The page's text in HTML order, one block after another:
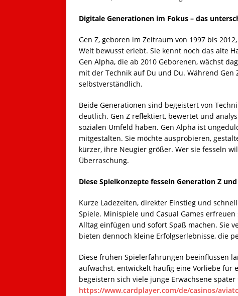
Digitale Generationen im Fokus – das
Gen Z, geboren im Zeitraum von 1997 bis
Welt bewusst erlebt. Sie kennt noch das alte
Gen Alpha, die ab 2010 Geborenen, wächst
mit der Technik auf Du und Du. Während
selbstverständlich.
Beide Generationen sind begeistert von
deutlich. Gen Z reflektiert, bewertet und
sozialen Umfeld haben. Gen Alpha ist
mitgestalten. Sie möchte ausprobieren,
kürzer, ihre Neugier größer. Wer sie fesseln
Überraschung.
Diese Spielkonzepte fesseln Generation Z
Kurze Ladezeiten, direkter Einstieg und
Spiele. Minispiele und Casual Games
Alltag einfügen und sofort Spaß machen. Sie
bieten dennoch kleine Erfolgserlebnisse, die
Diese frühen Spielerfahrungen beeinflussen
aufwächst, entwickelt häufig eine Vorliebe für
begeistern sich viele junge Erwachsene
https://www.cardplayer.com/de/casinos/